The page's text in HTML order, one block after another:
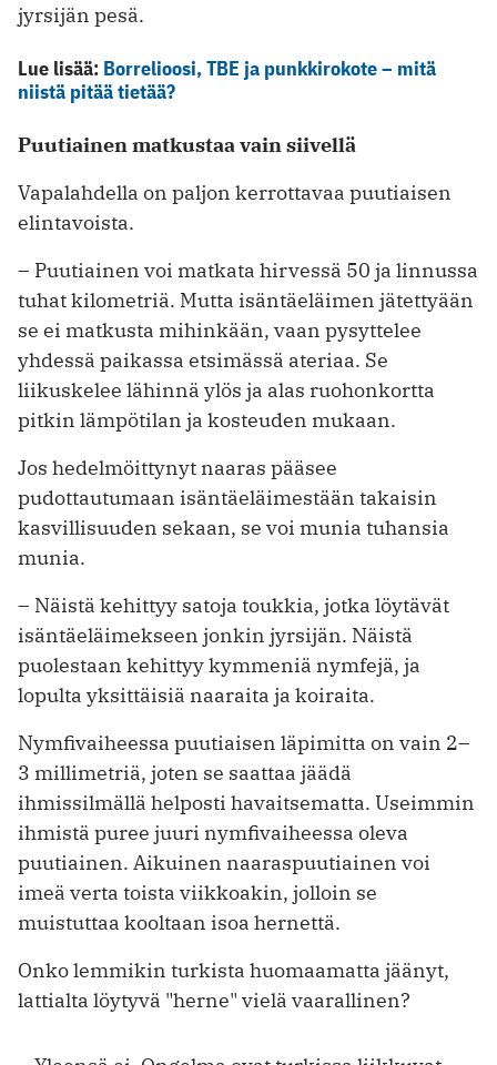
jyrsijän pesä.
Lue lisää: Borrelioosi, TBE ja punkkirokote – mitä
niistä pitää tietää?
Puutiainen matkustaa vain siivellä
Vapalahdella on paljon kerrottavaa puutiaisen
elintavoista.
– Puutiainen voi matkata hirvessä 50 ja linnussa
tuhat kilometriä. Mutta isäntäeläimen jätettyään
se ei matkusta mihinkään, vaan pysyttelee
yhdessä paikassa etsimässä ateriaa. Se
liikuskelee lähinnä ylös ja alas ruohonkortta
pitkin lämpötilan ja kosteuden mukaan.
Jos hedelmöittynyt naaras pääsee
pudottautumaan isäntäeläimestään takaisin
kasvillisuuden sekaan, se voi munia tuhansia
munia.
– Näistä kehittyy satoja toukkia, jotka löytävät
isäntäeläimekseen jonkin jyrsijän. Näistä
puolestaan kehittyy kymmeniä nymfejä, ja
lopulta yksittäisiä naaraita ja koiraita.
Nymfivaiheessa puutiaisen läpimitta on vain 2–
3 millimetriä, joten se saattaa jäädä
ihmissilmällä helposti havaitsematta. Useimmin
ihmistä puree juuri nymfivaiheessa oleva
puutiainen. Aikuinen naaraspuutiainen voi
imeä verta toista viikkoakin, jolloin se
muistuttaa kooltaan isoa hernettä.
Onko lemmikin turkista huomaamatta jäänyt,
lattialta löytyvä "herne" vielä vaarallinen?